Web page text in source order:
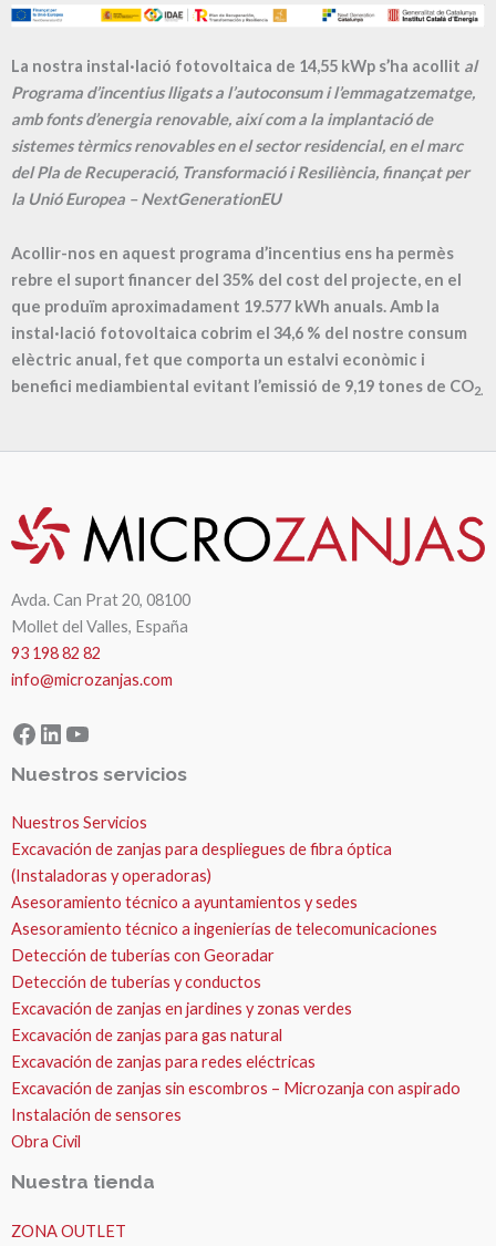
La nostra instal·lació fotovoltaica de 14,55 kWp s’ha acollit al
Programa d’incentius lligats a l’autoconsum i l’emmagatzematge,
amb fonts d’energia renovable, així com a la implantació de
sistemes tèrmics renovables en el sector residencial, en el marc
del Pla de Recuperació, Transformació i Resiliència, finançat per
la Unió Europea – NextGenerationEU
Acollir-nos en aquest programa d’incentius ens ha permès
rebre el suport financer del 35% del cost del projecte, en el
que produïm aproximadament 19.577 kWh anuals. Amb la
instal·lació fotovoltaica cobrim el 34,6 % del nostre consum
elèctric anual, fet que comporta un estalvi econòmic i
benefici mediambiental evitant l’emissió de 9,19 tones de CO2.
Avda. Can Prat 20, 08100
Mollet del Valles, España
93 198 82 82
info@microzanjas.com
Facebook
LinkedIn
YouTube
Nuestros servicios
Nuestros Servicios
Excavación de zanjas para despliegues de fibra óptica
(Instaladoras y operadoras)
Asesoramiento técnico a ayuntamientos y sedes
Asesoramiento técnico a ingenierías de telecomunicaciones
Detección de tuberías con Georadar
Detección de tuberías y conductos
Excavación de zanjas en jardines y zonas verdes
Excavación de zanjas para gas natural
Excavación de zanjas para redes eléctricas
Excavación de zanjas sin escombros – Microzanja con aspirado
Instalación de sensores
Obra Civil
Nuestra tienda
ZONA OUTLET